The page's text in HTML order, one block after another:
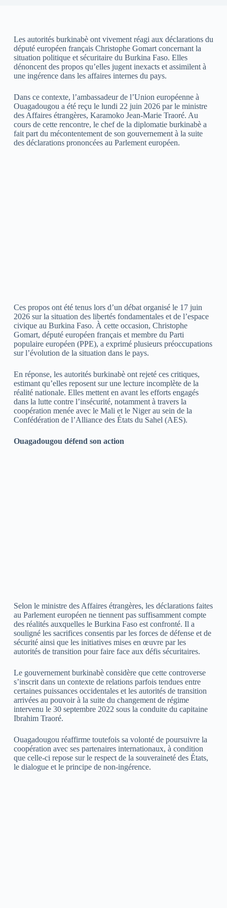
Les autorités burkinabè ont vivement réagi aux déclarations du
député européen français Christophe Gomart concernant la
situation politique et sécuritaire du Burkina Faso. Elles
dénoncent des propos qu’elles jugent inexacts et assimilent à
une ingérence dans les affaires internes du pays.
Dans ce contexte, l’ambassadeur de l’Union européenne à
Ouagadougou a été reçu le lundi 22 juin 2026 par le ministre
des Affaires étrangères, Karamoko Jean-Marie Traoré. Au
cours de cette rencontre, le chef de la diplomatie burkinabè a
fait part du mécontentement de son gouvernement à la suite
des déclarations prononcées au Parlement européen.
Ces propos ont été tenus lors d’un débat organisé le 17 juin
2026 sur la situation des libertés fondamentales et de l’espace
civique au Burkina Faso. À cette occasion, Christophe
Gomart, député européen français et membre du Parti
populaire européen (PPE), a exprimé plusieurs préoccupations
sur l’évolution de la situation dans le pays.
En réponse, les autorités burkinabè ont rejeté ces critiques,
estimant qu’elles reposent sur une lecture incomplète de la
réalité nationale. Elles mettent en avant les efforts engagés
dans la lutte contre l’insécurité, notamment à travers la
coopération menée avec le Mali et le Niger au sein de la
Confédération de l’Alliance des États du Sahel (AES).
Ouagadougou défend son action
Selon le ministre des Affaires étrangères, les déclarations faites
au Parlement européen ne tiennent pas suffisamment compte
des réalités auxquelles le Burkina Faso est confronté. Il a
souligné les sacrifices consentis par les forces de défense et de
sécurité ainsi que les initiatives mises en œuvre par les
autorités de transition pour faire face aux défis sécuritaires.
Le gouvernement burkinabè considère que cette controverse
s’inscrit dans un contexte de relations parfois tendues entre
certaines puissances occidentales et les autorités de transition
arrivées au pouvoir à la suite du changement de régime
intervenu le 30 septembre 2022 sous la conduite du capitaine
Ibrahim Traoré.
Ouagadougou réaffirme toutefois sa volonté de poursuivre la
coopération avec ses partenaires internationaux, à condition
que celle-ci repose sur le respect de la souveraineté des États,
le dialogue et le principe de non-ingérence.